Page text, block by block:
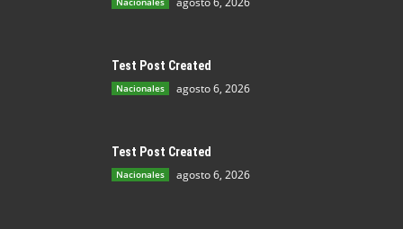
Test Post Created
Nacionales agosto 6, 2026
Test Post Created
Nacionales agosto 6, 2026